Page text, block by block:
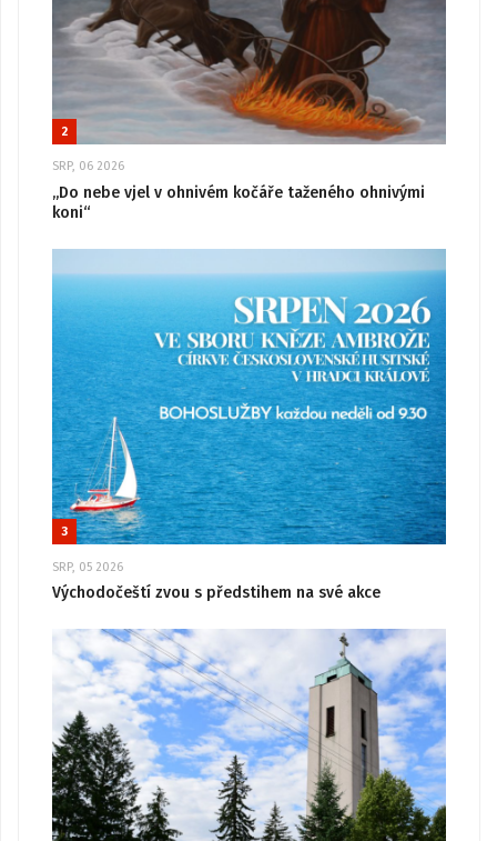
2
SRP, 06 2026
„Do nebe vjel v ohnivém kočáře taženého ohnivými
koni“
3
SRP, 05 2026
Východočeští zvou s předstihem na své akce